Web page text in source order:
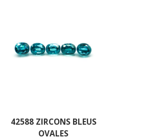
42588 ZIRCONS BLEUS
OVALES